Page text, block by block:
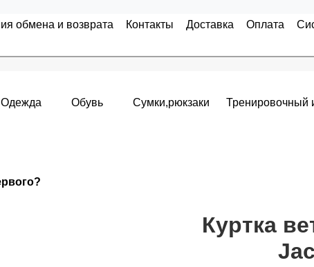
обмена и возврата Контакты Доставка Оплата
Одежда Обувь Сумки,рюкзаки
Тренировочный
от стоимости вашего заказа, общая сумма заказа
Куртка